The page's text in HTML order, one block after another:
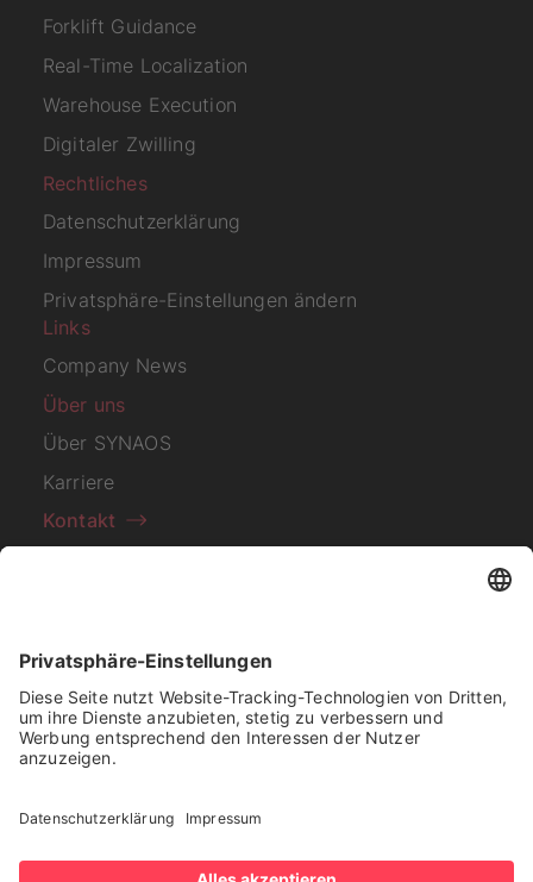
Forklift Guidance
Real-Time Localization
Warehouse Execution
Digitaler Zwilling
Rechtliches
Datenschutzerklärung
Impressum
Privatsphäre-Einstellungen ändern
Links
Company News
Über uns
Über SYNAOS
Karriere
Kontakt
Abonnieren Sie unseren
Newsletter
Ich habe die Datenschutzerklärung